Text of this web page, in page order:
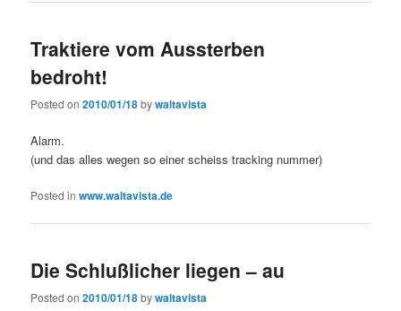
Traktiere vom Aussterben
bedroht!
Posted on2010/01/18bywaltavista
Alarm.
(und das alles wegen so einer scheiss tracking nummer)
Posted in www.waltavista.de
Die Schlußlicher liegen – au
Posted on2010/01/18bywaltavista